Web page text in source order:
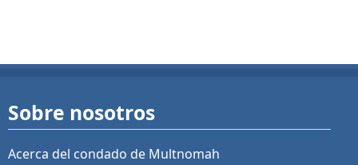
Sobre nosotros
Acerca del condado de Multnomah